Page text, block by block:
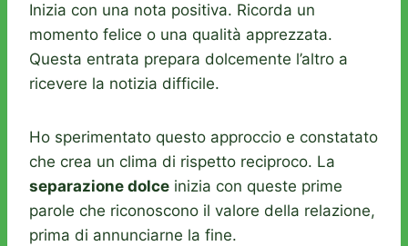
Inizia con una nota positiva. Ricorda un
momento felice o una qualità apprezzata.
Questa entrata prepara dolcemente l’altro a
ricevere la notizia difficile.
Ho sperimentato questo approccio e constatato
che crea un clima di rispetto reciproco. La
separazione dolce inizia con queste prime
parole che riconoscono il valore della relazione,
prima di annunciarne la fine.